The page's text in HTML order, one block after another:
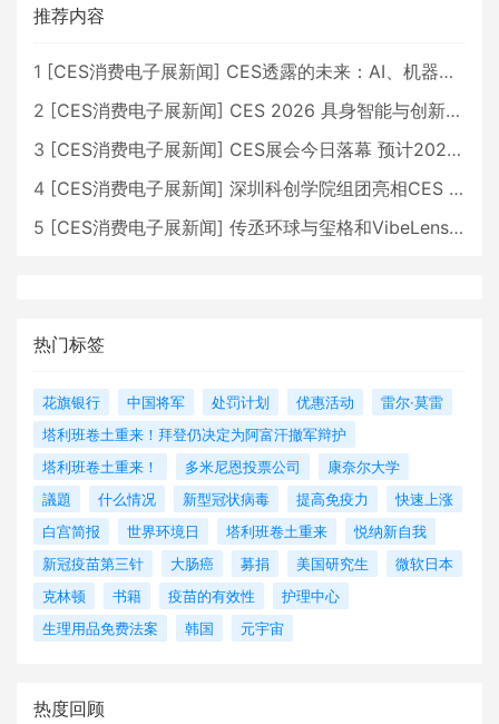
推荐内容
1 [CES消费电子展新闻] CES透露的未来：AI、机器人与智能生活大爆发
2 [CES消费电子展新闻] CES 2026 具身智能与创新领域 中国公司大放异彩
3 [CES消费电子展新闻] CES展会今日落幕 预计2026行业收入将超五千亿美元
4 [CES消费电子展新闻] 深圳科创学院组团亮相CES 广受好评
5 [CES消费电子展新闻] 传丞环球与玺格和VibeLens共同推出全新耳机
热门标签
花旗银行 中国将军 处罚计划 优惠活动
雷尔·莫雷
塔利班卷土重来！拜登仍决定为阿富汗撤军辩护
塔利班卷土重来！
多米尼恩投票公司
康奈尔大学
議題
什么情况 新型冠状病毒 提高免疫力
快速上涨
白宫简报
世界环境日 塔利班卷土重来
悦纳新自我
新冠疫苗第三针
大肠癌 募捐 美国研究生
微软日本
克林顿
书籍 疫苗的有效性
护理中心
生理用品免费法案
韩国 元宇宙
热度回顾